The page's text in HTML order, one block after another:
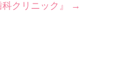
クリニック』
→